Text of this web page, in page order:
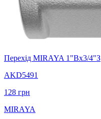
Перехід MIRAYA 1"Вx3/4"З
AKD5491
128 грн
MIRAYA